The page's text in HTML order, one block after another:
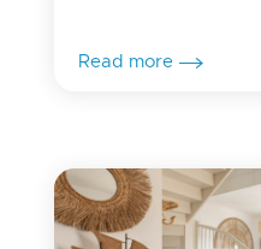
Read more